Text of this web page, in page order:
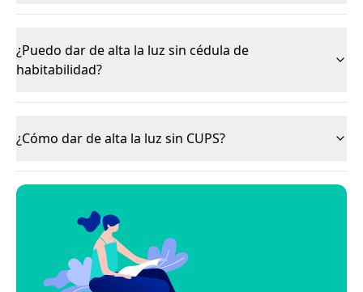
¿Puedo dar de alta la luz sin cédula de
habitabilidad?
¿Cómo dar de alta la luz sin CUPS?